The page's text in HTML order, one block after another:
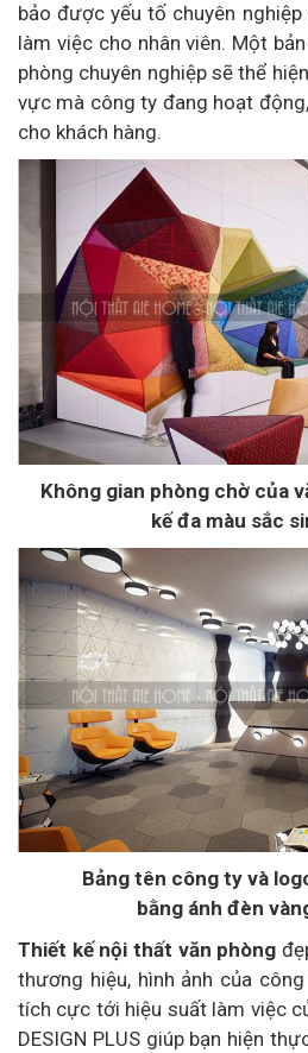
bảo được yếu tố chuyên
làm việc cho nhân viên. Một
phòng chuyên nghiệp sẽ thể
vực mà công ty đang hoạt
cho khách hàng.
Không gian phòng chờ của
kế đa màu sắc
Bảng tên công ty và
bằng ánh đèn
Thiết kế nội thất văn phòng
thương hiệu, hình ảnh của
tích cực tới hiệu suất làm việc
DESIGN PLUS giúp bạn hiện